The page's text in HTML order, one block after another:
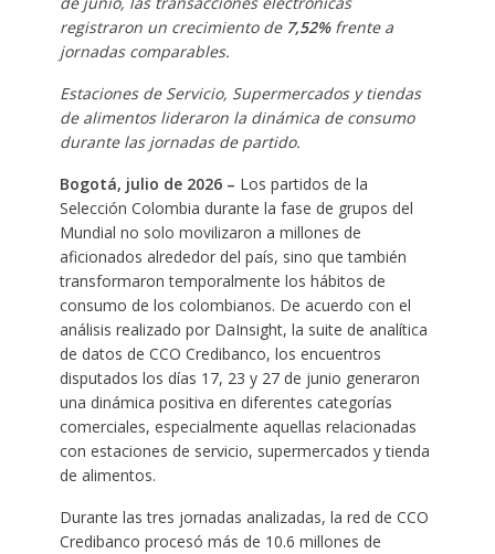
registraron un crecimiento de 7,52%frente a
jornadas comparables.
Estaciones de Servicio, Supermercados y tiendas
de alimentos lideraron la dinámica de consumo
durante las jornadas de partido.
Bogotá, julio de 2026 – Los partidos de la
Selección Colombia durante la fase de grupos del
Mundial no solo movilizaron a millones de
aficionados alrededor del país, sino que también
transformaron temporalmente los hábitos de
consumo de los colombianos. De acuerdo con el
análisis realizado por DaInsight, la suite de analítica
de datos de CCO Credibanco, los encuentros
disputados los días 17, 23 y 27 de junio generaron
una dinámica positiva en diferentes categorías
comerciales, especialmente aquellas relacionadas
con estaciones de servicio, supermercados y tienda
de alimentos.
Durante las tres jornadas analizadas, la red de CCO
Credibanco procesó más de 10.6 millones de